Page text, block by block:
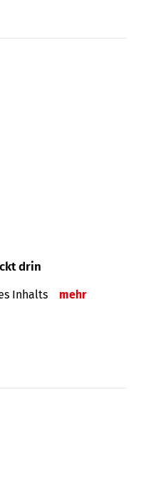
drin
Inhalts mehr